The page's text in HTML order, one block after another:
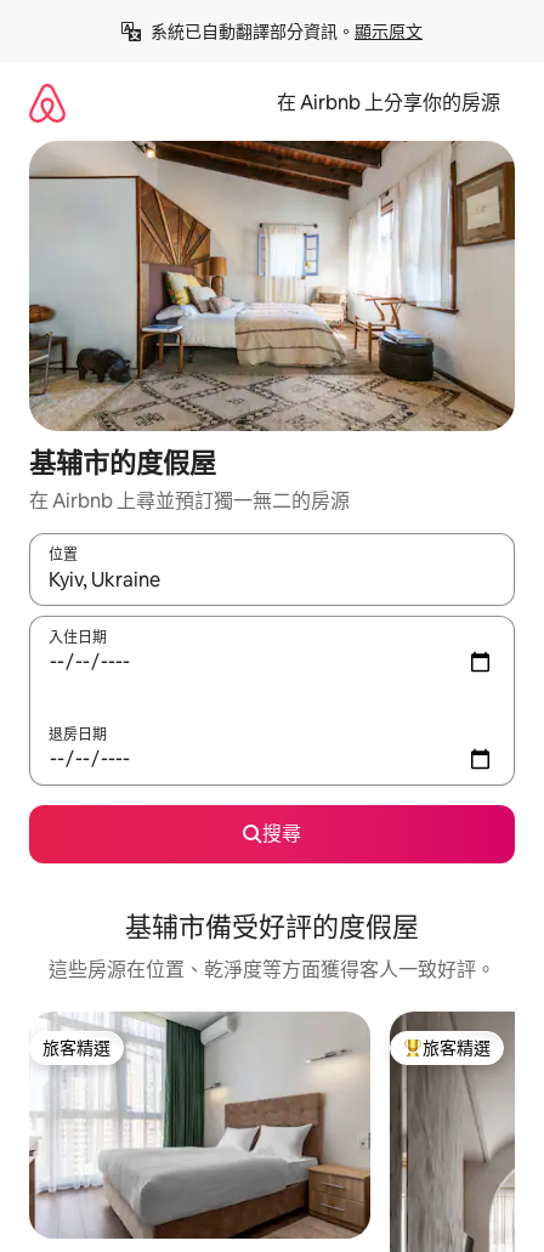
系統已自動翻譯部分資訊。 顯示原文
在 Airbnb 上分享你的房源
基辅市的度假屋
在 Airbnb 上尋並預訂獨一無二的房源
位置
如有搜尋結果，瀏覽內容時請使用上下箭頭，或輕點、滑動裝置。
入住日期
退房日期
搜尋
基辅市備受好評的度假屋
這些房源在位置、乾淨度等方面獲得客人一致好評。
旅客精選
旅客精選 旅客精選榜首
旅客精選